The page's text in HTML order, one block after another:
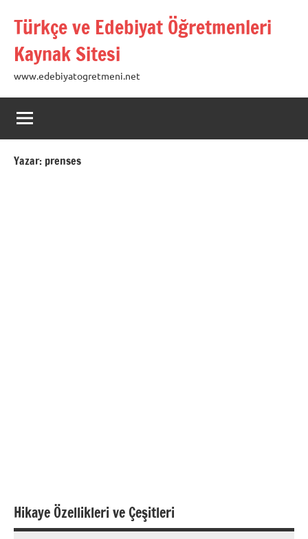
Türkçe ve Edebiyat Öğretmenleri
Kaynak Sitesi
www.edebiyatogretmeni.net
Yazar: prenses
Hikaye Özellikleri ve Çeşitleri